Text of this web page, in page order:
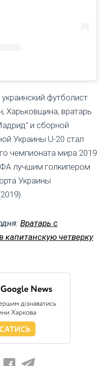
футболист
Харьковщина, вратарь
и сборной
Украины U-20 стал
чемпионата мира 2019
лучшим голкипером
Украины
Вратарь с
четверку